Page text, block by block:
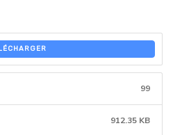
99
912.35 KB